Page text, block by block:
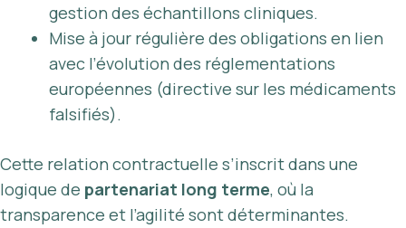
gestion des échantillons cliniques.
Mise à jour régulière des obligations en lien
avec l’évolution des réglementations
européennes (directive sur les médicaments
falsifiés).
Cette relation contractuelle s’inscrit dans une
logique de partenariat long terme, où la
transparence et l’agilité sont déterminantes.